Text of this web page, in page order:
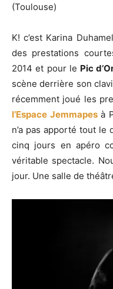
(Toulouse)
K! c’est Karina
des prestations
2014 et pour le Pic
scène derrière son
récemment joué les
l’Espace Jemmapesà
n’a pas apporté tout
cinq jours en apéro
véritable spectacle.
jour. Une salle de